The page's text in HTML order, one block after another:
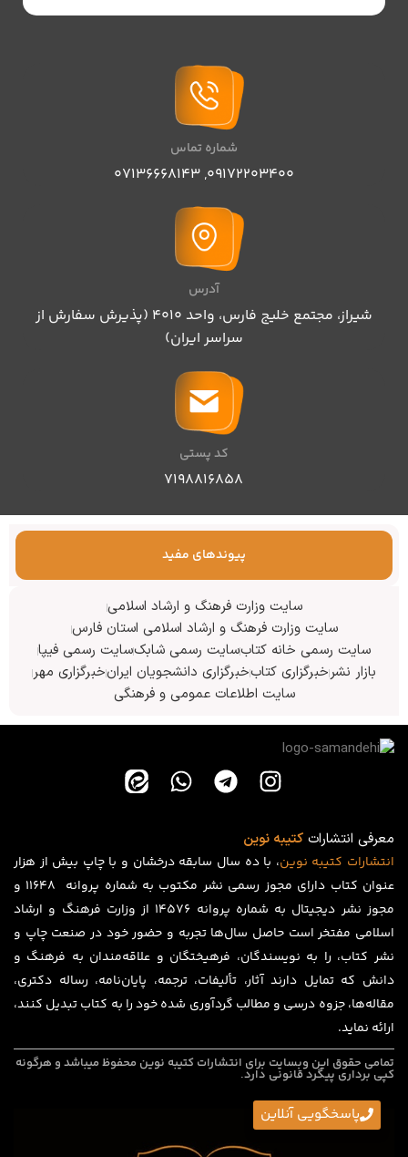
پاسخگویی آنلاین
شماره تماس
09172203400
,
07136668143
آدرس
شیراز، مجتمع خلیج فارس، واحد ۴۰۱۰ (پذیرش سفارش از
سراسر ایران)
کد پستی
۷۱۹۸۸۱۶۸۵۸
پیوندهای مفید
سایت وزارت فرهنگ و ارشاد اسلامی
سایت وزارت فرهنگ و ارشاد اسلامی استان فارس
سایت رسمی خانه کتابسایت رسمی شابکسایت رسمی فیپا
بازار نشرخبرگزاری کتابخبرگزاری دانشجویان ایرانخبرگزاری مهر
سایت اطلاعات عمومی و فرهنگی
معرفی انتشاراتکتیبه نوین
انتشارات کتیبه نوین، با ده سال سابقه درخشان و با چاپ بیش از هزار
عنوان کتاب دارای مجوز رسمی نشر مکتوب به شماره پروانه ۱۱۶۴۸ و
مجوز نشر دیجیتال به شماره پروانه 14576 از وزارت فرهنگ و ارشاد
اسلامی مفتخر است حاصل سال‌ها تجربه و حضور خود در صنعت چاپ و
نشر کتاب، را به نویسندگان، فرهیختگان و علاقه‌مندان به فرهنگ و
دانش که تمایل دارند آثار، تألیفات، ترجمه، پایان‌نامه، رساله دکتری،
مقاله‌ها، جزوه درسی و مطالب گردآوری شده خود را به کتاب تبدیل کنند،
ارائه نماید.
تمامی حقوق این وبسایت برای انتشارات کتیبه نوین محفوظ میباشد و هرگونه
کپی برداری پیگرد قانونی دارد.